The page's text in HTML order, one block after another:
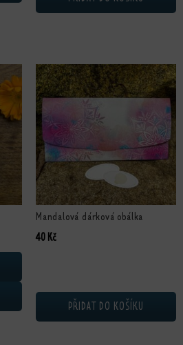
Mandalová dárková obálka
40 Kč
PŘIDAT DO KOŠÍKU